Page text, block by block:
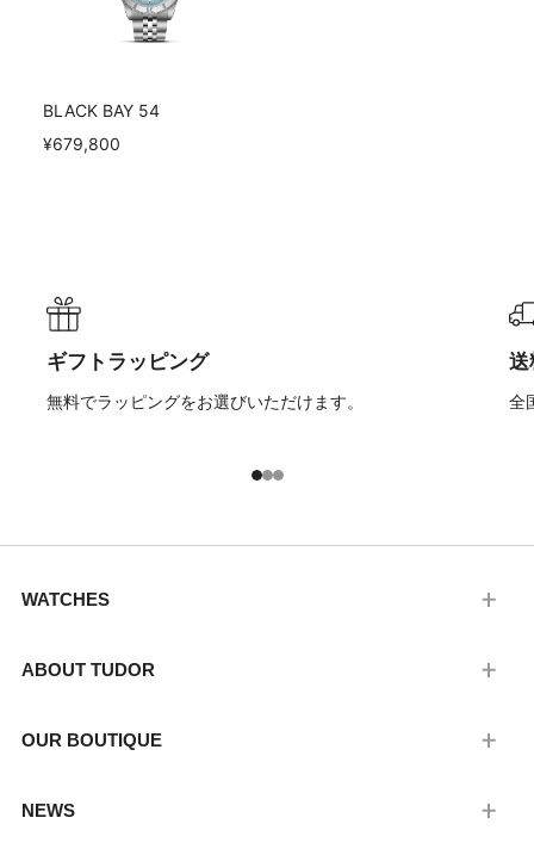
BLACK BAY 54
¥679,800
ギフトラッピング
無料でラッピングをお選びいただけます。
送
全
WATCHES
ABOUT TUDOR
OUR BOUTIQUE
NEWS